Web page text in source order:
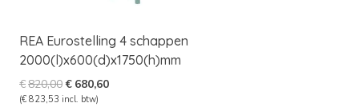
REA Eurostelling 4 schappen
2000(l)x600(d)x1750(h)mm
€820,00Oorspronkelijke
prijs
€ 680,60Huidige
(€ 823,53 incl. btw)